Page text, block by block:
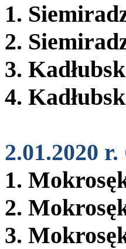
1.
2.
3.
4.
2.01.2020
1.
2.
3.